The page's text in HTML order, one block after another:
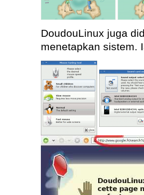
DoudouLinux juga
menetapkan sistem.